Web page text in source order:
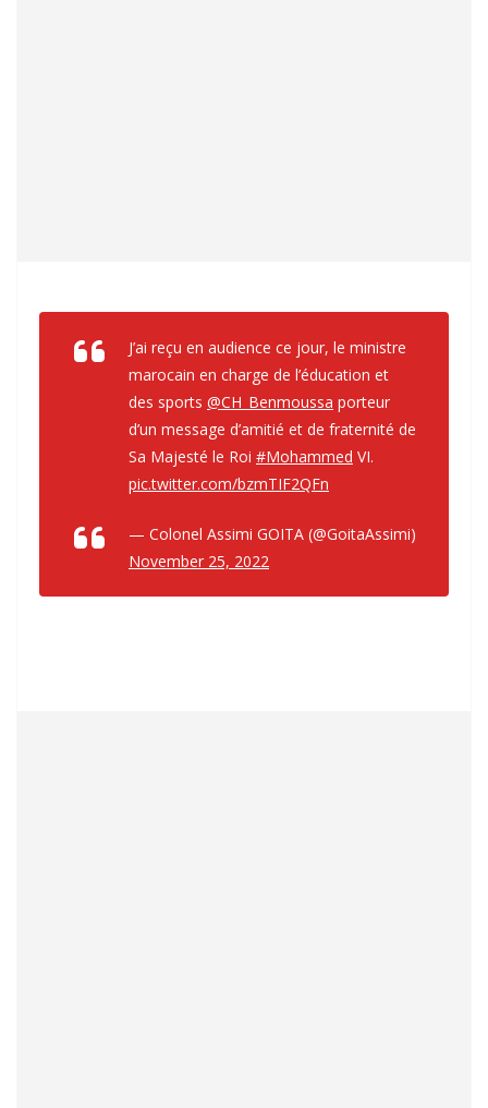
J’ai reçu en audience ce jour, le ministre
marocain en charge de l’éducation et
des sports @CH_Benmoussa porteur
d’un message d’amitié et de fraternité de
Sa Majesté le Roi #Mohammed VI.
pic.twitter.com/bzmTIF2QFn
— Colonel Assimi GOITA (@GoitaAssimi)
November 25, 2022